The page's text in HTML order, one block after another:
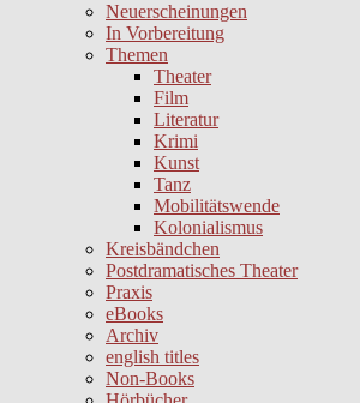
Neuerscheinungen
In Vorbereitung
Themen
Theater
Film
Literatur
Krimi
Kunst
Tanz
Mobilitätswende
Kolonialismus
Kreisbändchen
Postdramatisches Theater
Praxis
eBooks
Archiv
english titles
Non-Books